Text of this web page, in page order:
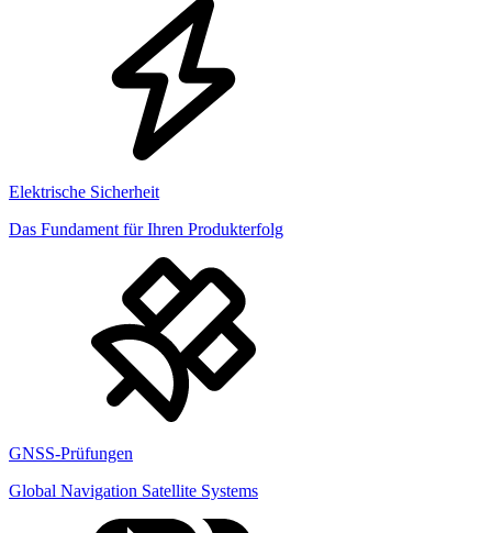
Elektrische Sicherheit
Das Fundament für Ihren Produkterfolg
GNSS-Prüfungen
Global Navigation Satellite Systems